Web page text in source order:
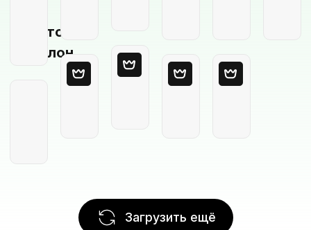
Пустой
шаблон
Загрузить ещё